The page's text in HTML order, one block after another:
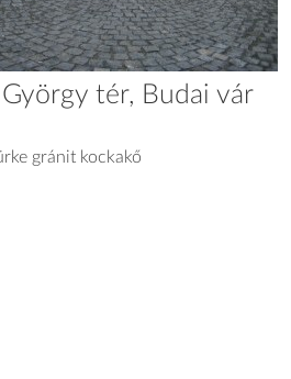
tér, Budai vár
gránit kockakő